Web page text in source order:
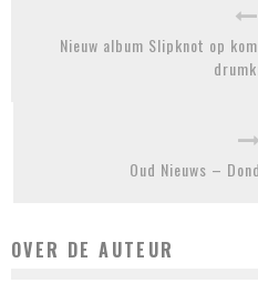
Nieuw album Slipknot op
Oud Nieuws –
OVER DE AUTEUR